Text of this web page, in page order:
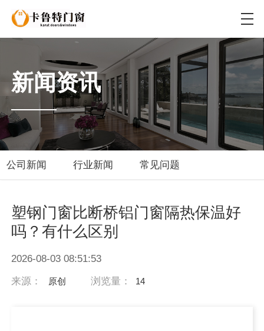
新闻资讯
公司新闻 行业新闻 常见问题
塑钢门窗比断桥铝门窗隔热保温好
吗？有什么区别
2026-08-03 08:51:53
来源： 原创 浏览量： 14